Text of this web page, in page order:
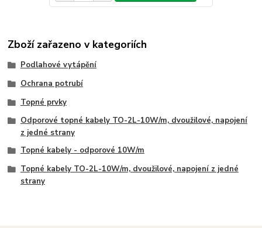
Zboží zařazeno v kategoriích
Podlahové vytápění
Ochrana potrubí
Topné prvky
Odporové topné kabely TO-2L-10W/m, dvoužilové, napojení
z jedné strany
Topné kabely - odporové 10W/m
Topné kabely TO-2L-10W/m, dvoužilové, napojení z jedné
strany